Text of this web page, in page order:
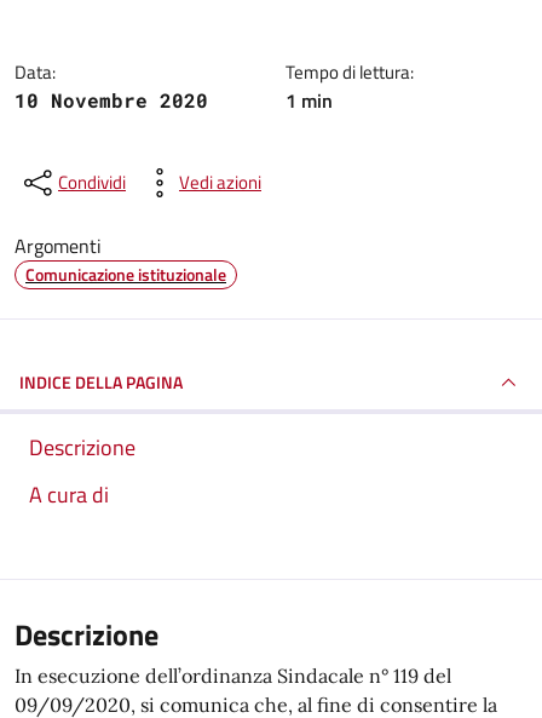
Data:
10 Novembre 2020
Tempo di lettura:
1 min
Condividi Vedi azioni
Argomenti
Comunicazione istituzionale
INDICE DELLA PAGINA
Descrizione
A cura di
Descrizione
In esecuzione dell’ordinanza Sindacale n° 119 del
09/09/2020, si comunica che, al fine di consentire la